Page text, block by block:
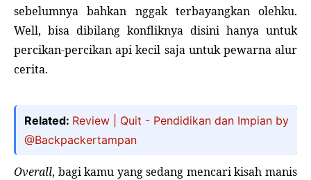
sebelumnya bahkan nggak terbayangkan olehku.
Well, bisa dibilang konfliknya disini hanya untuk
percikan-percikan api kecil saja untuk pewarna alur
cerita.
Related: Review | Quit - Pendidikan dan Impian by
@Backpackertampan
Overall, bagi kamu yang sedang mencari kisah manis